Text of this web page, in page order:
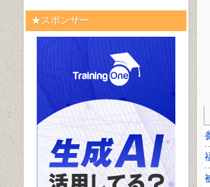
★スポンサー